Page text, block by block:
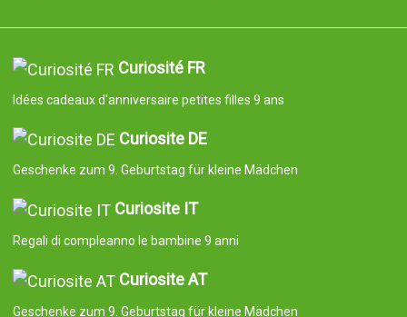
Curiosité FR
Idées cadeaux d'anniversaire petites filles 9 ans
Curiosite DE
Geschenke zum 9. Geburtstag für kleine Mädchen
Curiosite IT
Regali di compleanno le bambine 9 anni
Curiosite AT
Geschenke zum 9. Geburtstag für kleine Mädchen